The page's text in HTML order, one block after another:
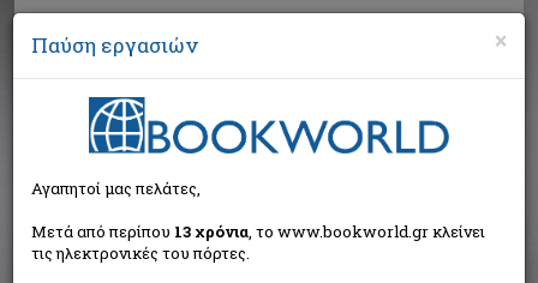
Αναζήτηση
Αποτελέσματα αναζήτησης
×
Παύση εργασιών
Αγαπητοί μας πελάτες,
Μετά από περίπου 13 χρόνια, το www.bookworld.gr κλείνει
τις ηλεκτρονικές του πόρτες.